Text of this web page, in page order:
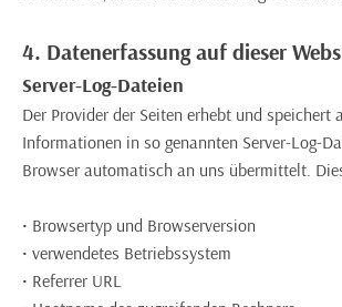
4. Datenerfassung auf dieser
Server-Log-Dateien
Der Provider der Seiten erhebt und speichert
Informationen in so genannten Server-Log-
Browser automatisch an uns übermittelt.
• Browsertyp und Browserversion
• verwendetes Betriebssystem
• Referrer URL